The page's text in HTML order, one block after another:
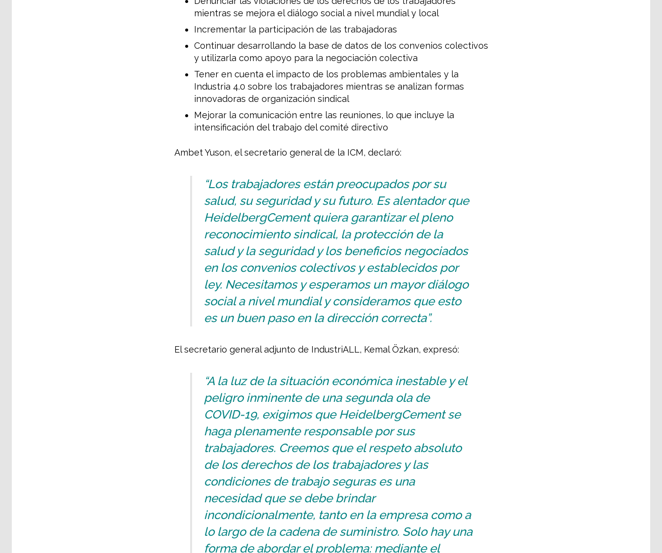
mientras se mejora el diálogo social a nivel mundial y local
Incrementar la participación de las trabajadoras
Continuar desarrollando la base de datos de los convenios colectivos
y utilizarla como apoyo para la negociación colectiva
Tener en cuenta el impacto de los problemas ambientales y la
Industria 4.0 sobre los trabajadores mientras se analizan formas
innovadoras de organización sindical
Mejorar la comunicación entre las reuniones, lo que incluye la
intensificación del trabajo del comité directivo
Ambet Yuson, el secretario general de la ICM, declaró:
“Los trabajadores están preocupados por su
salud, su seguridad y su futuro. Es alentador que
HeidelbergCement quiera garantizar el pleno
reconocimiento sindical, la protección de la
salud y la seguridad y los beneficios negociados
en los convenios colectivos y establecidos por
ley. Necesitamos y esperamos un mayor diálogo
social a nivel mundial y consideramos que esto
es un buen paso en la dirección correcta”.
El secretario general adjunto de IndustriALL, Kemal Özkan, expresó:
“A la luz de la situación económica inestable y el
peligro inminente de una segunda ola de
COVID-19, exigimos que HeidelbergCement se
haga plenamente responsable por sus
trabajadores. Creemos que el respeto absoluto
de los derechos de los trabajadores y las
condiciones de trabajo seguras es una
necesidad que se debe brindar
incondicionalmente, tanto en la empresa como a
lo largo de la cadena de suministro. Solo hay una
forma de abordar el problema: mediante el